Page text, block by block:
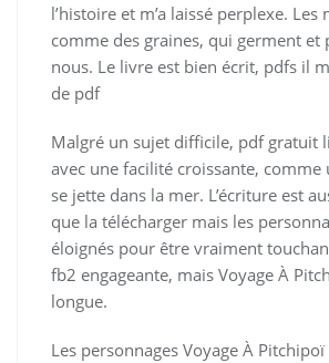
l’histoire et m’a laissé perplexe. Les
comme des graines, qui germent et
nous. Le livre est bien écrit, pdfs il
de pdf
Malgré un sujet difficile, pdf gratuit
avec une facilité croissante, comme
se jette dans la mer. L’écriture est
que la télécharger mais les
éloignés pour être vraiment
fb2 engageante, mais Voyage À
longue.
Les personnages Voyage À